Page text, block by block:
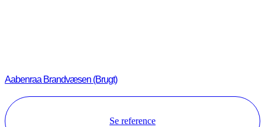
Aabenraa Brandvæsen (Brugt)
Se reference